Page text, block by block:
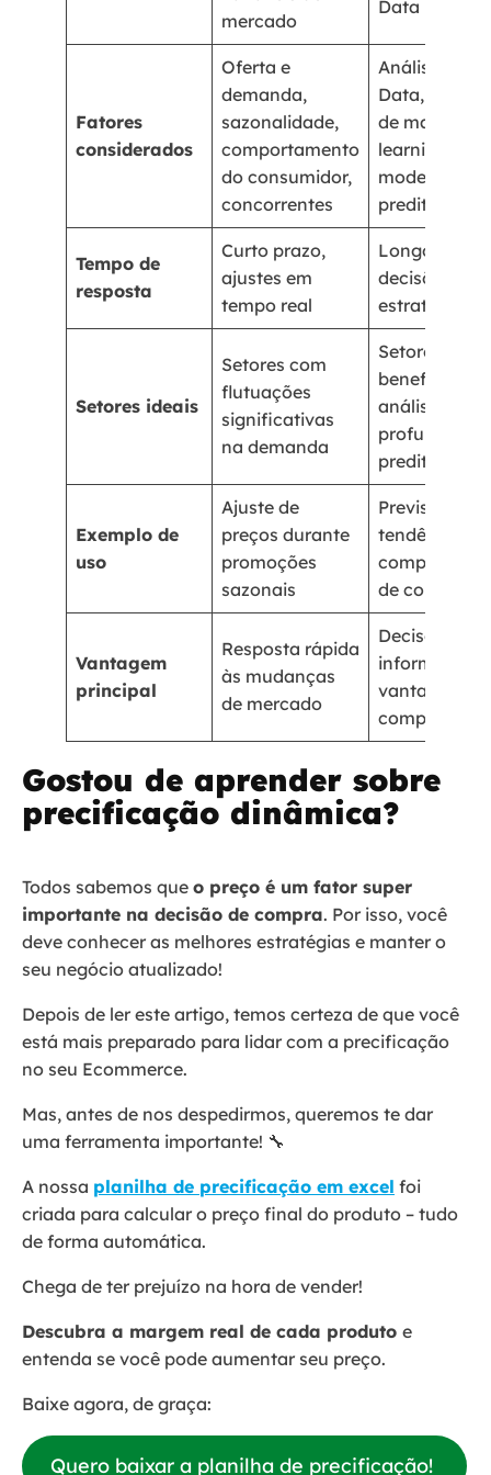
mercado
Data
Fatores
considerados
Oferta e
demanda,
sazonalidade,
comportamento
do consumidor,
concorrentes
Análise de
Data,
de machine
learning,
modelagem
preditiva
Tempo de
resposta
Curto prazo,
ajustes em
tempo real
Longo prazo,
decisões
estratégicas
Setores ideais
Setores com
flutuações
significativas
na demanda
Setores que
beneficiam
análises
profundas e
preditivas
Exemplo de
uso
Ajuste de
preços durante
promoções
sazonais
Previsão de
tendências e
de compra
Vantagem
principal
Resposta rápida
às mudanças
de mercado
Decisões
informadas e
vantagem
competitiva
Gostou de aprender sobre
precificação dinâmica?
Todos sabemos que o preço é um fator super
importante na decisão de compra. Por isso, você
deve conhecer as melhores estratégias e manter o
seu negócio atualizado!
Depois de ler este artigo, temos certeza de que você
está mais preparado para lidar com a precificação
no seu Ecommerce.
Mas, antes de nos despedirmos, queremos te dar
uma ferramenta importante! 🔧
A nossa planilha de precificação em excel foi
criada para calcular o preço final do produto – tudo
de forma automática.
Chega de ter prejuízo na hora de vender!
Descubra a margem real de cada produto e
entenda se você pode aumentar seu preço.
Baixe agora, de graça:
Quero baixar a planilha de precificação!